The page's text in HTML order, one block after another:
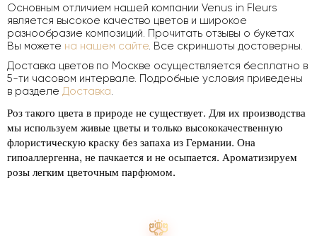
Основным отличием нашей компании Venus in Fleurs
является высокое качество цветов и широкое
разнообразие композиций. Прочитать отзывы о букетах
Вы можете на нашем сайте. Все скриншоты достоверны.
Доставка цветов по Москве осуществляется бесплатно в
5-ти часовом интервале. Подробные условия приведены
в разделе Доставка.
Роз такого цвета в природе не существует. Для их производства
мы используем живые цветы и только высококачественную
флористическую краску без запаха из Германии. Она
гипоаллергенна, не пачкается и не осыпается. Ароматизируем
розы легким цветочным парфюмом.